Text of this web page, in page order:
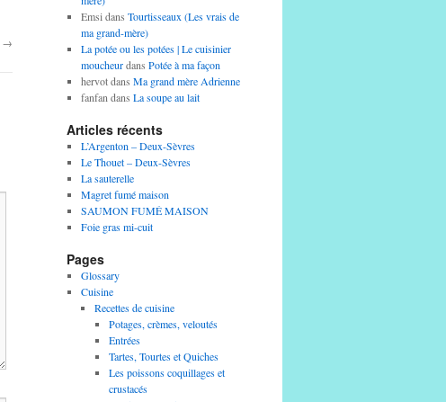
→
Emsi dans Tourtisseaux (Les vrais de
ma grand-mère)
La potée ou les potées | Le cuisinier
moucheurdans Potée à ma façon
hervotdans Ma grand mère Adrienne
fanfan dans La soupe au lait
Articles récents
L’Argenton – Deux-Sèvres
Le Thouet – Deux-Sèvres
La sauterelle
Magret fumé maison
SAUMON FUMÉ MAISON
Foie gras mi-cuit
Pages
Glossary
Cuisine
Recettes de cuisine
Potages, crèmes, veloutés
Entrées
Tartes, Tourtes et Quiches
Les poissons coquillages et
crustacés